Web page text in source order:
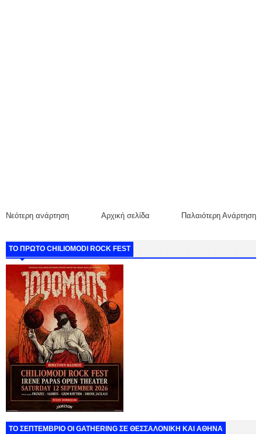
Νεότερη ανάρτηση Παλαιότερη Ανάρτηση
Αρχική σελίδα
ΤΟ ΠΡΩΤΟ CHILIOMODI ROCK FEST
ΤΟ ΣΕΠΤΕΜΒΡΙΟ ΟΙ GATHERING ΣΕ ΘΕΣΣΑΛΟΝΙΚΗ ΚΑΙ ΑΘΗΝΑ